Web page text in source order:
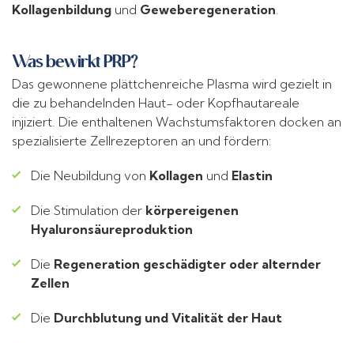
Kollagenbildung und Geweberegeneration
Was bewirkt PRP?
Das gewonnene plättchenreiche Plasma wird gezielt in
die zu behandelnden Haut- oder Kopfhautareale
injiziert. Die enthaltenen Wachstumsfaktoren docken an
spezialisierte Zellrezeptoren an und fördern:
Die Neubildung von Kollagen und Elastin
Die Stimulation der körpereigenen
Hyaluronsäureproduktion
Die Regeneration geschädigter oder alternder
Zellen
Die Durchblutung und Vitalität der Haut